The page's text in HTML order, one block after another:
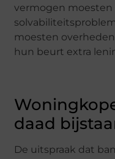
vermogen moesten
moesten
hun beurt extra
daad
De uitspraak dat